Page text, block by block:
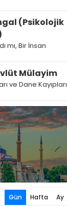
(Psikolojik
mı, Bir İnsan
Mülayim
ve Dane Kayıpları
Gün Hafta Ay